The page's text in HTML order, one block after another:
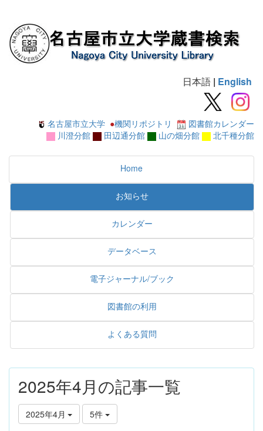
日本語 | English
名古屋市立大学 ●機関リポジトリ
図書館カレンダー
川澄分館
田辺通分館 山の畑分館 北千種分館
Home
お知らせ
カレンダー
データベース
電子ジャーナル/ブック
図書館の利用
よくある質問
2025年4月の記事一覧
2025年4月 5件